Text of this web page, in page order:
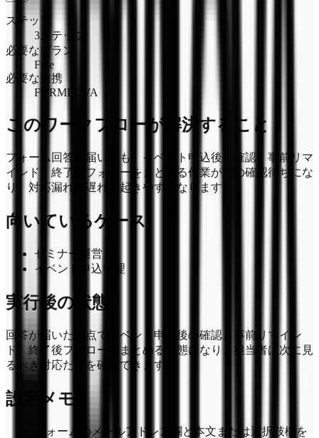
ステップ
3ステップ
必要なプラン
Free
必要な連携
FORMLOVA
このワークフローが解決すること
フォーム回答が届いても、イベント申込後の確認、事前リマ
インド、終了後フォローをまとめる作業が人の確認待ちにな
り、対応漏れや遅れが起きやすくなります。
向いているケース
セミナー運営
イベント申込管理
実行後の状態
回答が届いた時点でイベント申込後の確認、事前リマイン
ド、終了後フォローをまとめる状態になり、担当者は次に見
るべき対応だけを確認できます。
設定メモ
フォームのメールアドレス欄と本文または選択肢欄を